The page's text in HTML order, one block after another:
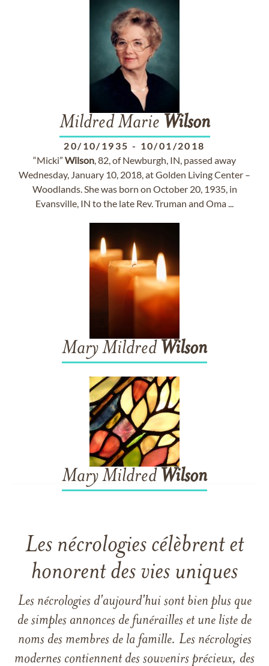
Mildred Marie Wilson
20/10/1935 - 10/01/2018
“Micki” Wilson, 82, of Newburgh, IN, passed away
Wednesday, January 10, 2018, at Golden Living Center –
Woodlands. She was born on October 20, 1935, in
Evansville, IN to the late Rev. Truman and Oma ...
Mary Mildred Wilson
Mary Mildred Wilson
Les nécrologies célèbrent et
honorent des vies uniques
Les nécrologies d'aujourd'hui sont bien plus que
de simples annonces de funérailles et une liste de
noms des membres de la famille. Les nécrologies
modernes contiennent des souvenirs précieux, des